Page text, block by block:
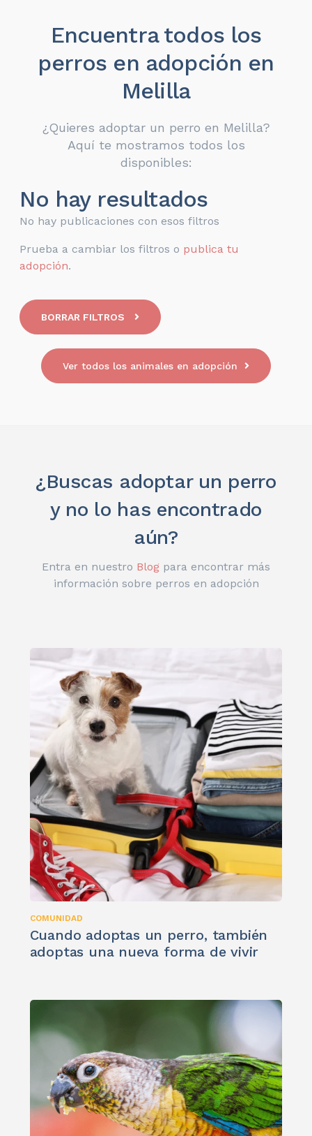
Encuentra todos los
perros en adopción en
Melilla
¿Quieres adoptar un perro en Melilla?
Aquí te mostramos todos los
disponibles:
No hay resultados
No hay publicaciones con esos filtros
Prueba a cambiar los filtros o publica tu
adopción.
BORRAR FILTROS
Ver todos los animales en adopción
¿Buscas adoptar un perro
y no lo has encontrado
aún?
Entra en nuestro Blog para encontrar más
información sobre perros en adopción
COMUNIDAD
Cuando adoptas un perro, también
adoptas una nueva forma de vivir